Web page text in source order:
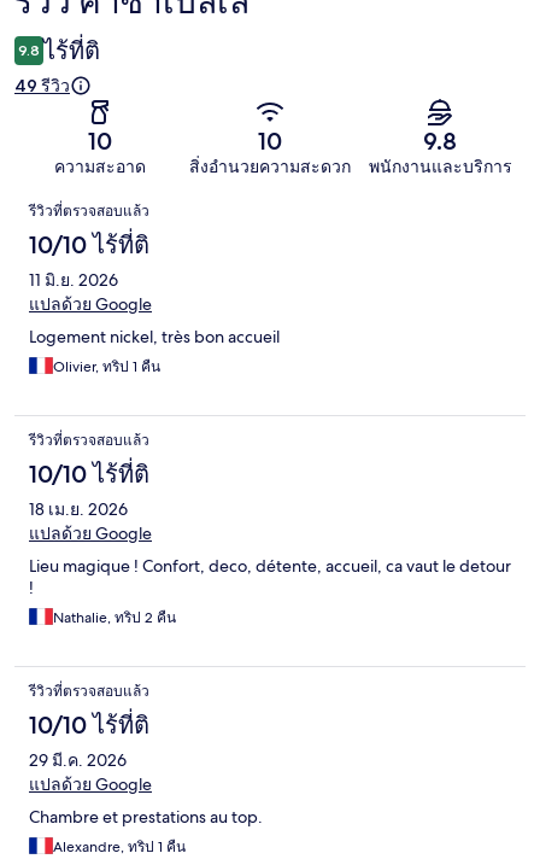
9.8 ไร้ที่ติ
49 รีวิว
10
ความสะอาด
10
สิ่งอำนวยความสะดวก
9.8
พนักงานและบริการ
รีวิว
รีวิวที่ตรวจสอบแล้ว
10/10 ไร้ที่ติ
11 มิ.ย. 2026
แปลด้วย Google
Logement nickel, très bon accueil
Olivier, ทริป 1 คืน
รีวิวที่ตรวจสอบแล้ว
10/10 ไร้ที่ติ
18 เม.ย. 2026
แปลด้วย Google
Lieu magique ! Confort, deco, détente, accueil, ca vaut le detour
!
Nathalie, ทริป 2 คืน
รีวิวที่ตรวจสอบแล้ว
10/10 ไร้ที่ติ
29 มี.ค. 2026
แปลด้วย Google
Chambre et prestations au top.
Alexandre, ทริป 1 คืน